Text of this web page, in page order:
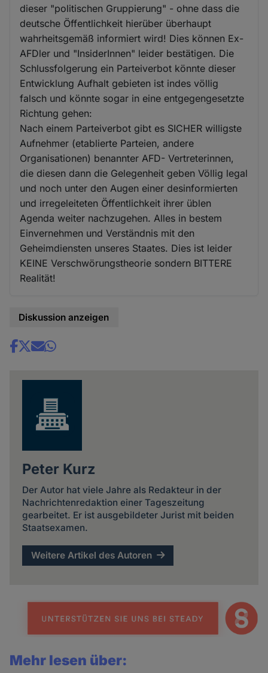
dieser "politischen Gruppierung" - ohne dass die
deutsche Öffentlichkeit hierüber überhaupt
wahrheitsgemäß informiert wird! Dies können Ex-
AFDler und "InsiderInnen" leider bestätigen. Die
Schlussfolgerung ein Parteiverbot könnte dieser
Entwicklung Aufhalt gebieten ist indes völlig
falsch und könnte sogar in eine entgegengesetzte
Richtung gehen:
Nach einem Parteiverbot gibt es SICHER willigste
Aufnehmer (etablierte Parteien, andere
Organisationen) benannter AFD- Vertreterinnen,
die diesen dann die Gelegenheit geben Völlig legal
und noch unter den Augen einer desinformierten
und irregeleiteten Öffentlichkeit ihrer üblen
Agenda weiter nachzugehen. Alles in bestem
Einvernehmen und Verständnis mit den
Geheimdiensten unseres Staates. Dies ist leider
KEINE Verschwörungstheorie sondern BITTERE
Realität!
Diskussion anzeigen
Share
Peter Kurz
Der Autor hat viele Jahre als Redakteur in der
Nachrichtenredaktion einer Tageszeitung
gearbeitet. Er ist ausgebildeter Jurist mit beiden
Staatsexamen.
Weitere Artikel des Autoren
Mehr lesen über: